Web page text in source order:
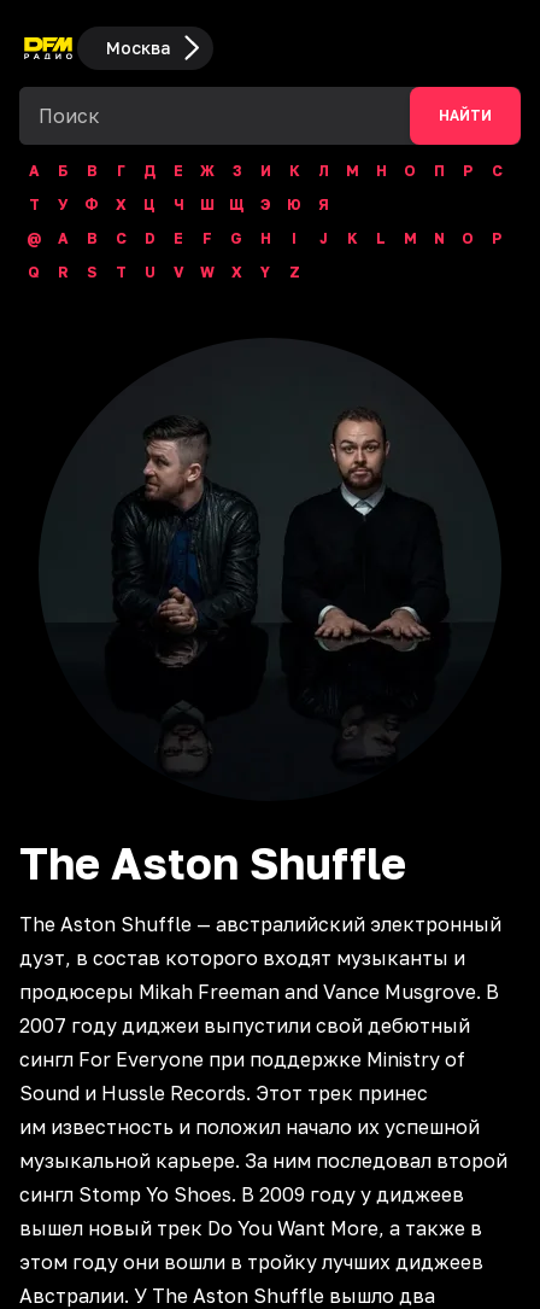
Москва
НАЙТИ
А Б В Г Д Е Ж З И К Л М Н О П Р
С
Т
У Ф Х Ц Ч Ш Щ Э Ю
Я
@
A B C D E F G H I J K L M N O
P
Q
R S T U V W X Y Z
The Aston Shuffle
The Aston Shuffle — австралийский электронный
дуэт, в состав которого входят музыканты и
продюсеры Mikah Freeman and Vance Musgrove. В
2007 году диджеи выпустили свой дебютный
сингл For Everyone при поддержке Ministry of
Sound и Hussle Records. Этот трек принес
им известность и положил начало их успешной
музыкальной карьере. За ним последовал второй
сингл Stomp Yo Shoes. В 2009 году у диджеев
вышел новый трек Do You Want More, а также в
этом году они вошли в тройку лучших диджеев
Австралии. У The Aston Shuffle вышло два